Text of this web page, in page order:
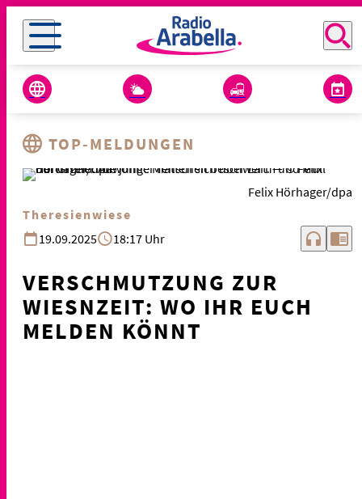
TOP-MELDUNGEN
Felix Hörhager/dpa
Theresienwiese
19.09.2025
18:17 Uhr headphones chrome_reader_mode
VERSCHMUTZUNG ZUR
WIESNZEIT: WO IHR EUCH
MELDEN KÖNNT